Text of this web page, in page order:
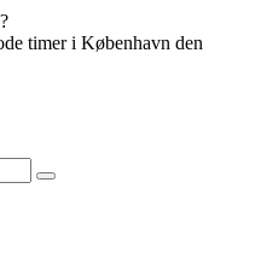
timer i København den